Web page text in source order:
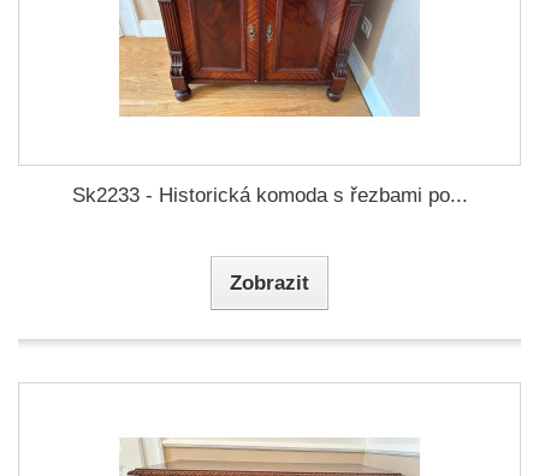
Sk2233 - Historická komoda s řezbami po...
Zobrazit